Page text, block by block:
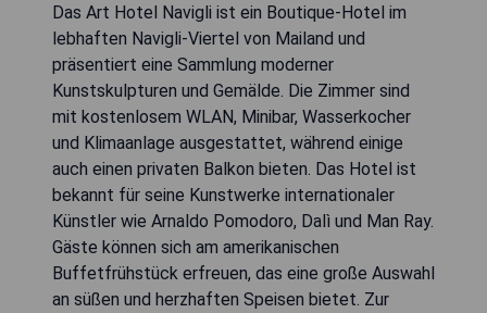
Das Art Hotel Navigli ist ein Boutique-Hotel im
lebhaften Navigli-Viertel von Mailand und
präsentiert eine Sammlung moderner
Kunstskulpturen und Gemälde. Die Zimmer sind
mit kostenlosem WLAN, Minibar, Wasserkocher
und Klimaanlage ausgestattet, während einige
auch einen privaten Balkon bieten. Das Hotel ist
bekannt für seine Kunstwerke internationaler
Künstler wie Arnaldo Pomodoro, Dalì und Man Ray.
Gäste können sich am amerikanischen
Buffetfrühstück erfreuen, das eine große Auswahl
an süßen und herzhaften Speisen bietet. Zur